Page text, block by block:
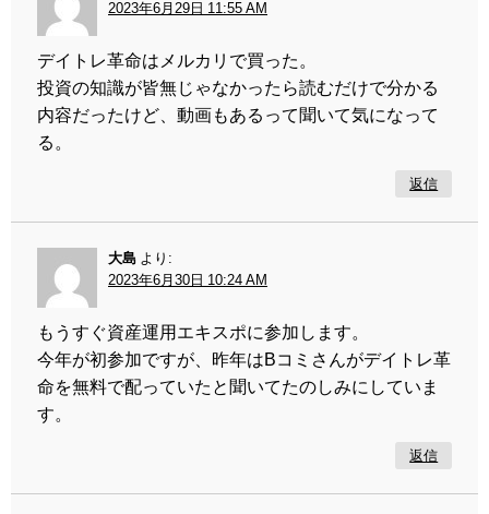
2023年6月29日 11:55 AM
デイトレ革命はメルカリで買った。
投資の知識が皆無じゃなかったら読むだけで分かる
内容だったけど、動画もあるって聞いて気になって
る。
返信
大島 より:
2023年6月30日 10:24 AM
もうすぐ資産運用エキスポに参加します。
今年が初参加ですが、昨年はBコミさんがデイトレ革
命を無料で配っていたと聞いてたのしみにしていま
す。
返信